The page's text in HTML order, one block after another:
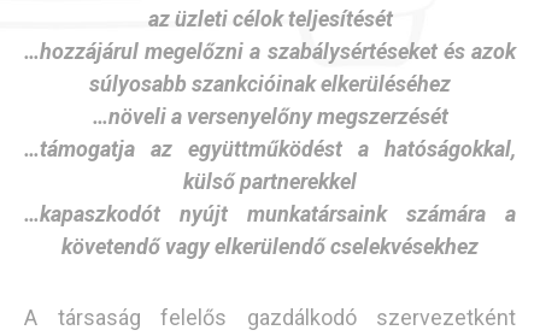
az üzleti célok teljesítését
…hozzájárul megelőzni a szabálysértéseket és azok
súlyosabb szankcióinak elkerüléséhez
…növeli a versenyelőny megszerzését
…támogatja az együttműködést a hatóságokkal,
külső partnerekkel
…kapaszkodót nyújt munkatársaink számára a
követendő vagy elkerülendő cselekvésekhez
A társaság felelős gazdálkodó szervezetként